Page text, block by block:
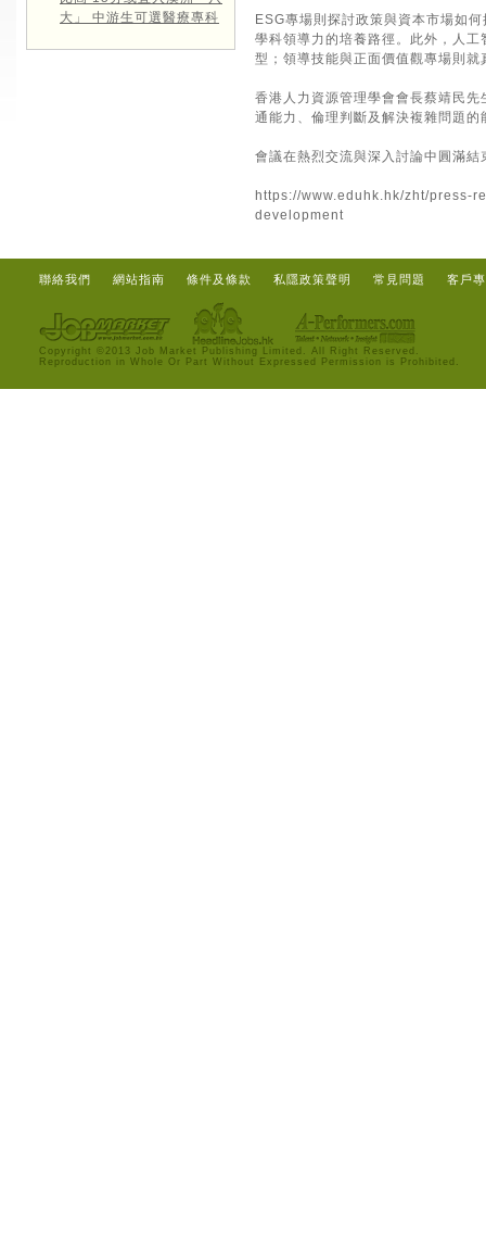
大」 中游生可選醫療專科
ESG專場則探討政策與資本市場如
學科領導力的培養路徑。此外，人
型；領導技能與正面價值觀專場則
香港人力資源管理學會會長蔡靖民
通能力、倫理判斷及解決複雜問題
會議在熱烈交流與深入討論中圓滿
https://www.eduhk.hk/zht/
development
聯絡我們 網站指南 條件及條款 私隱政策聲明 常見問題 客戶
Copyright ©2013 Job Market Publishing Limited. All Right Reserved.
Reproduction in Whole Or Part Without Expressed Permission is Prohibited.